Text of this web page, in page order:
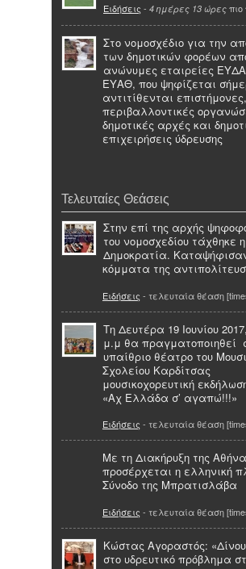
Ειδήσεις - 4 ημέρες 13 ώρες πιο
Στο νομοσχέδιο για την
των δημοτικών φορέων
ανώνυμες εταιρείες
ΕΥΑΘ, που ψηφίζεται
αντιτίθενται επιστήμονες,
περιβαλλοντικές
δημοτικές αρχές και
επιχειρήσεις ύδρευσης
Τελευταίες Θεάσεις
Στην επί της αρχής
του νομοσχεδίου τάχθηκε
Δημοκρατία.
κόμματα της
Ειδήσεις - τελευταία θέαση
Τη Δευτέρα 19 Ιουνίου
μ.μ θα πραγματοποιηθεί
υπαίθριο θέατρο του
Σχολείου Καρδίτσας
μουσικοχορευτική
«Αχ Ελλάδα σ’ αγαπώ!!!»
Ειδήσεις - τελευταία θέαση
Με τη Διακήρυξη της
προσέρχεται η ελληνική
Σύνοδο της Μπρατισλάβα
Ειδήσεις - τελευταία θέαση
Κώστας Αγοραστός:
στο υδρευτικό πρόβλημα